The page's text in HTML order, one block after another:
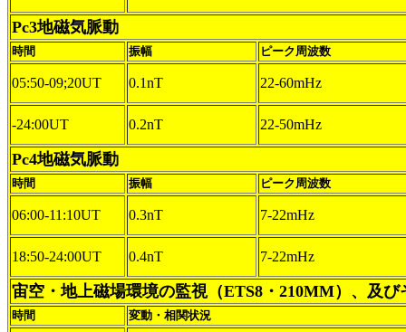
Pc3地磁気脈動
時間 振幅 ピーク周波数
05:50-09;20UT 0.1nT 22-60mHz
-24:00UT 0.2nT 22-50mHz
Pc4地磁気脈動
時間 振幅 ピーク周波数
06:00-11:10UT 0.3nT 7-22mHz
18:50-24:00UT 0.4nT 7-22mHz
宙空・地上磁場環境の監視（ETS8・210MM）、及び
時間 変動・相関状況